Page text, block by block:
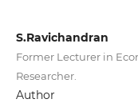
S.Ravichandran
Former Lecturer in
Researcher.
Author